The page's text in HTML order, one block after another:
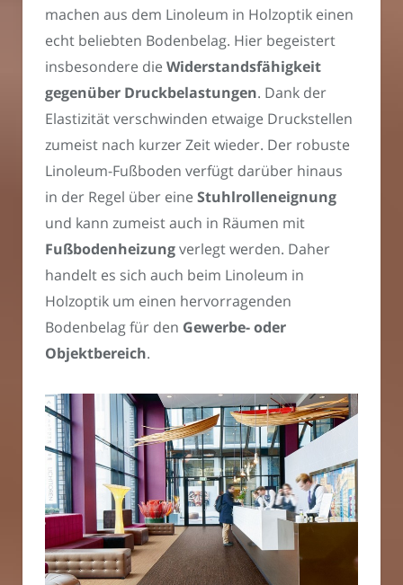
machen aus dem Linoleum in Holzoptik einen
echt beliebten Bodenbelag. Hier begeistert
insbesondere die Widerstandsfähigkeit
gegenüber Druckbelastungen. Dank der
Elastizität verschwinden etwaige Druckstellen
zumeist nach kurzer Zeit wieder. Der robuste
Linoleum-Fußboden verfügt darüber hinaus
in der Regel über eine Stuhlrolleneignung
und kann zumeist auch in Räumen mit
Fußbodenheizungverlegt werden. Daher
handelt es sich auch beim Linoleum in
Holzoptik um einen hervorragenden
Bodenbelag für den Gewerbe- oder
Objektbereich.